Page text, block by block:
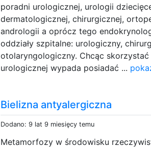
poradni urologicznej, urologii
dermatologicznej, chirurgicznej,
andrologii a oprócz tego
oddziały szpitalne: urologiczny,
otolaryngologiczny. Chcąc
urologicznej wypada posiadać ...
Bielizna antyalergiczna
Dodano: 9 lat 9 miesięcy temu
Metamorfozy w środowisku